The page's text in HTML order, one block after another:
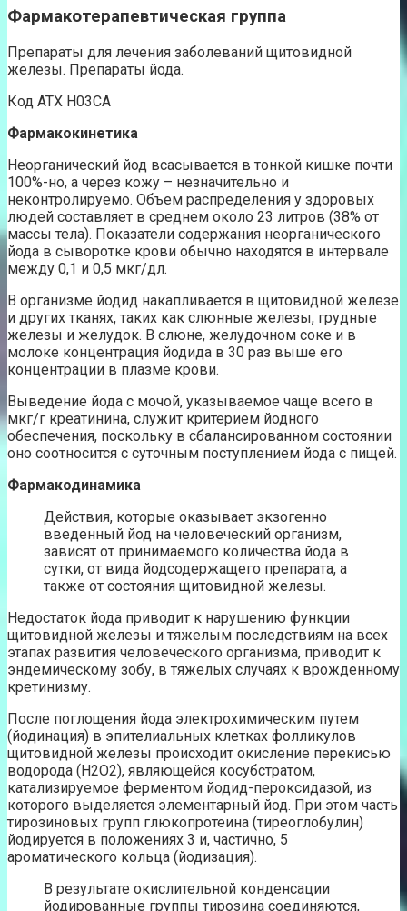
Фармакотерапевтическая группа
Препараты для лечения заболеваний щитовидной
железы. Препараты йода.
Код АТХ Н03СА
Фармакокинетика
Неорганический йод всасывается в тонкой кишке почти
100%-но, а через кожу – незначительно и
неконтролируемо. Объем распределения у здоровых
людей составляет в среднем около 23 литров (38% от
массы тела). Показатели содержания неорганического
йода в сыворотке крови обычно находятся в интервале
между 0,1 и 0,5 мкг/дл.
В организме йодид накапливается в щитовидной железе
и других тканях, таких как слюнные железы, грудные
железы и желудок. В слюне, желудочном соке и в
молоке концентрация йодида в 30 раз выше его
концентрации в плазме крови.
Выведение йода с мочой, указываемое чаще всего в
мкг/г креатинина, служит критерием йодного
обеспечения, поскольку в сбалансированном состоянии
оно соотносится с суточным поступлением йода с пищей.
Фармакодинамика
Действия, которые оказывает экзогенно
введенный йод на человеческий организм,
зависят от принимаемого количества йода в
сутки, от вида йодсодержащего препарата, а
также от состояния щитовидной железы.
Недостаток йода приводит к нарушению функции
щитовидной железы и тяжелым последствиям на всех
этапах развития человеческого организма, приводит к
эндемическому зобу, в тяжелых случаях к врожденному
кретинизму.
После поглощения йода электрохимическим путем
(йодинация) в эпителиальных клетках фолликулов
щитовидной железы происходит окисление перекисью
водорода (Н2О2), являющейся косубстратом,
катализируемое ферментом йодид-пероксидазой, из
которого выделяется элементарный йод. При этом часть
тирозиновых групп глюкопротеина (тиреоглобулин)
йодируется в положениях 3 и, частично, 5
ароматического кольца (йодизация).
В результате окислительной конденсации
йодированные группы тирозина соединяются,